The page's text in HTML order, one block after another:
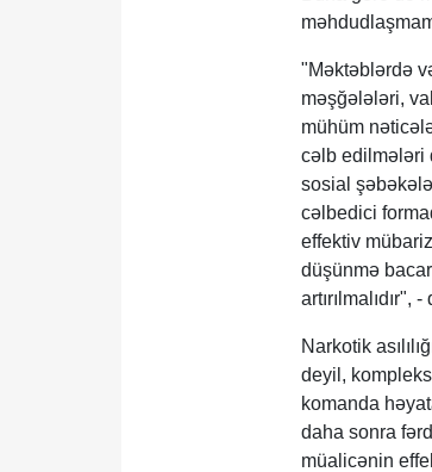
"Məktəblərdə
məşğələləri,
mühüm
cəlb edilmələri
sosial
cəlbedici
effektiv
düşünmə
Narkotik
deyil,
komanda
daha sonra
müalicənin